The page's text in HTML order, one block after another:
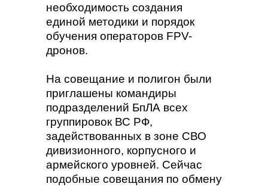
необходимость создания
единой методики и порядок
обучения операторов FPV-
дронов.
На совещание и полигон были
приглашены командиры
подразделений БпЛА всех
группировок ВС РФ,
задействованных в зоне СВО
дивизионного, корпусного и
армейского уровней. Сейчас
подобные совещания по обмену